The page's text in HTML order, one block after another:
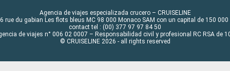
Agencia de viajes especializada crucero – CRUISELINE
rue du gabian Les flots bleus MC 98 000 Monaco SAM con un capital de 150 000
contact tel : (00) 377 97 97 84 50
de viajes n° 006 02 0007 – Responsabilidad civil y profesional RC RSA de
© CRUISELINE 2026 - all rights reserved